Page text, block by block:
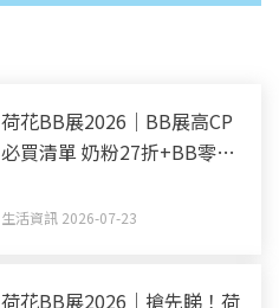
荷花BB展2026｜BB展高CP
必買清單 奶粉27折+BB零食
生活資訊 2026-07-23
荷花BB展2026｜搶先睇！荷